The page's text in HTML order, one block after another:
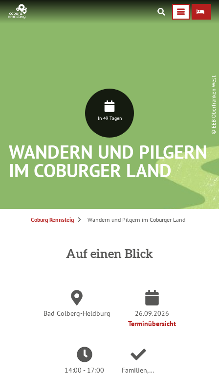
© EEB Oberfranken West
In 49 Tagen
WANDERN UND PILGERN
IM COBURGER LAND
S
Coburg Rennsteig Wandern und Pilgern im Coburger Land
Auf einen Blick
Bad Colberg-Heldburg
26.09.2026
Terminübersicht
14:00 - 17:00 Familien,…